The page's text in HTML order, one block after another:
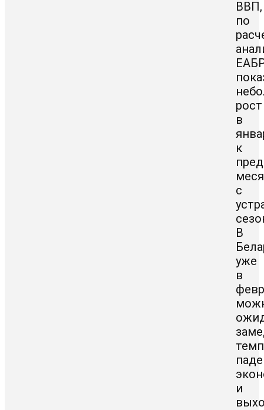
ВВП,
по
рост
в
к
с
В
уже
в
и